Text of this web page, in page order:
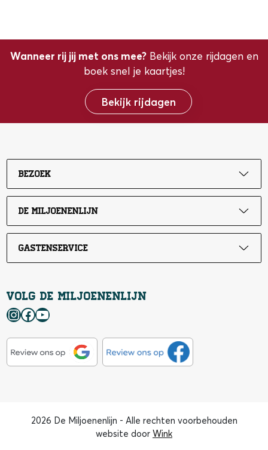
Wanneer rij jij met ons mee?Bekijk onze rijdagen en
boek snel je kaartjes!
Bekijk rijdagen
Bezoek
De Miljoenenlijn
Gastenservice
Volg de Miljoenenlijn
Instagram
Facebook
YouTube
2026 De Miljoenenlijn - Alle rechten voorbehouden
website door Wink